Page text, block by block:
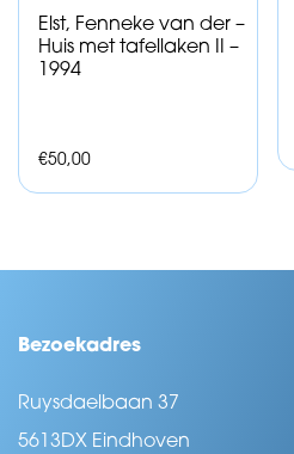
Elst, Fenneke van der –
Huis met tafellaken II –
1994
€50,00
Bezoekadres
Ruysdaelbaan 37
5613DX Eindhoven